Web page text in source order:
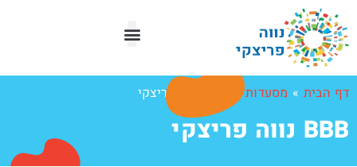
דף הבית» מסעדות»
BBB נווה פריצקי